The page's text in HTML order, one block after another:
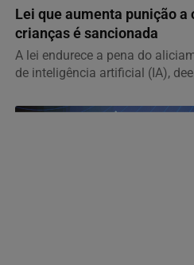
Lei que aumenta punição
crianças é sancionada
A lei endurece a pena do
de inteligência artificial (IA),